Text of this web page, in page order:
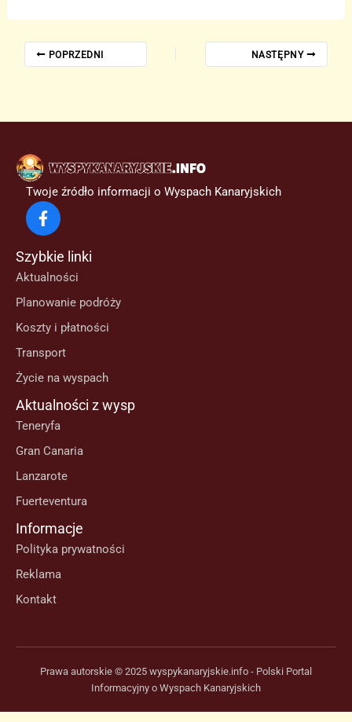
POPRZEDNI NASTĘPNY
Twoje źródło informacji o Wyspach Kanaryjskich
Szybkie linki
Aktualności
Planowanie podróży
Koszty i płatności
Transport
Życie na wyspach
Aktualności z wysp
Teneryfa
Gran Canaria
Lanzarote
Fuerteventura
Informacje
Polityka prywatności
Reklama
Kontakt
Prawa autorskie © 2025 wyspykanaryjskie.info - Polski Portal
Informacyjny o Wyspach Kanaryjskich